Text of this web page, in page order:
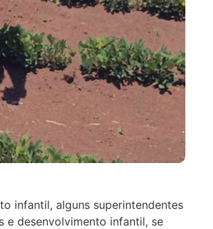
infantil, alguns superintendentes
e desenvolvimento infantil, se